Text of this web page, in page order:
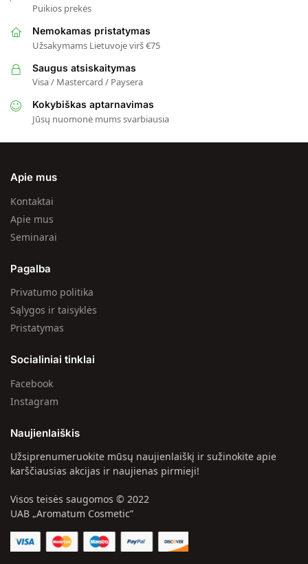
Puikios prekės
Nemokamas pristatymas
Užsakymams Lietuvoje virš €75
Saugus atsiskaitymas
Visa / Mastercard / Paysera
Kokybiškas aptarnavimas
Jūsų nuomonė mums svarbiausia
Apie mus
Kontaktai
Apie mus
Seminarai
Pagalba
Privatumo politika
Sąlygos ir taisyklės
Pristatymas
Socialiniai tinklai
Facebook
Instagram
Naujienlaiškis
Užsiprenumeruokite mūsų naujienlaiškį ir sužinokite apie
karščiausias akcijas ir naujienas pirmieji!
Visos teisės saugomos © 2022
UAB „Aromatum Cosmetic”